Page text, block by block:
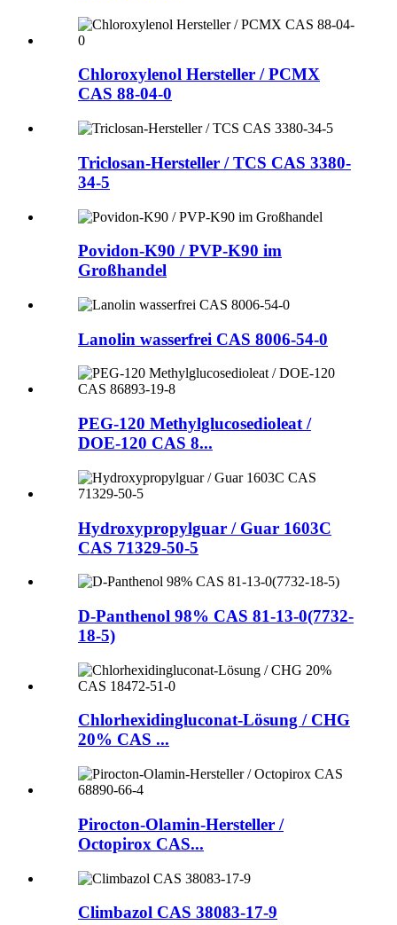
Chloroxylenol Hersteller / PCMX
CAS 88-04-0
Triclosan-Hersteller / TCS CAS 3380-
34-5
Povidon-K90 / PVP-K90 im
Großhandel
Lanolin wasserfrei CAS 8006-54-0
PEG-120 Methylglucosedioleat /
DOE-120 CAS 8...
Hydroxypropylguar / Guar 1603C
CAS 71329-50-5
D-Panthenol 98% CAS 81-13-0(7732-
18-5)
Chlorhexidingluconat-Lösung / CHG
20% CAS ...
Pirocton-Olamin-Hersteller /
Octopirox CAS...
Climbazol CAS 38083-17-9